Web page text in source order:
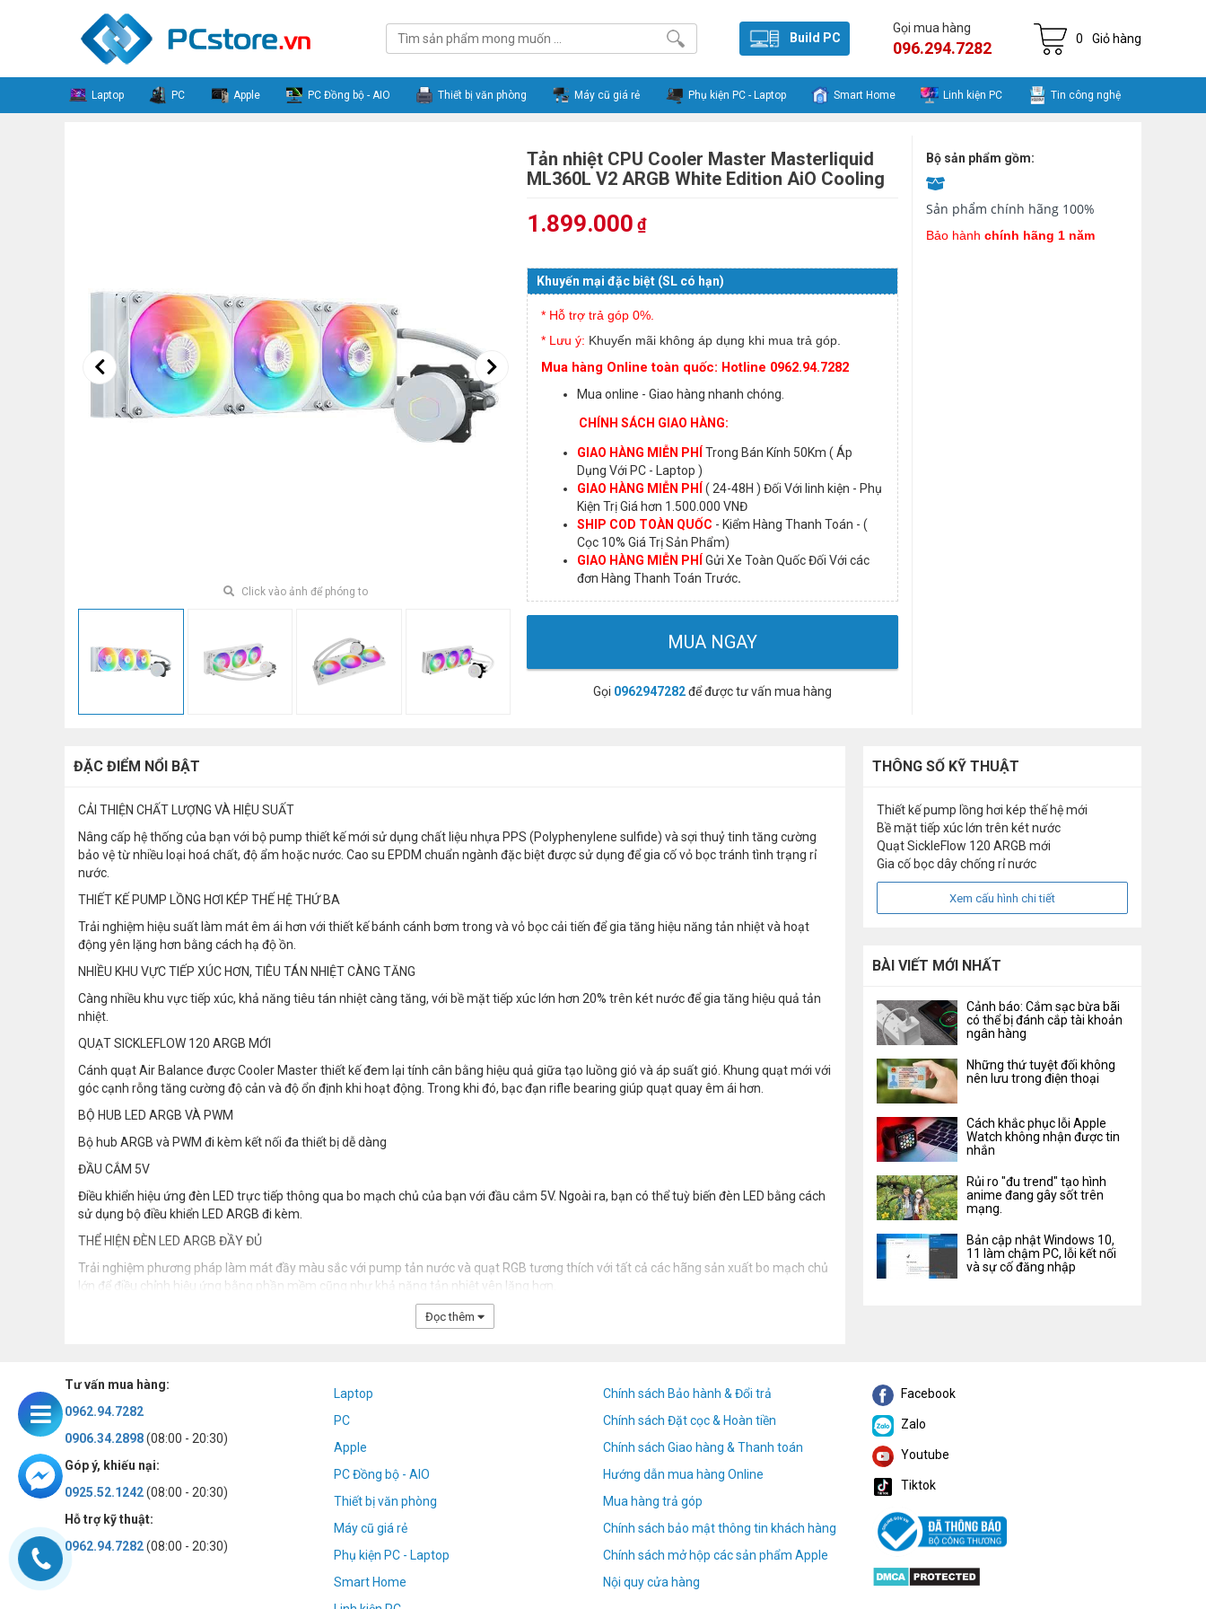
Build PC
Gọi mua hàng
096.294.7282 0 Giỏ hàng
Laptop PC Apple PC Đồng bộ - AIO Thiết bị văn phòng Máy cũ giá rẻ Phụ kiện PC - Laptop Smart Home Linh kiện PC Tin công nghệ
Click vào ảnh để phóng to
Tản nhiệt CPU Cooler Master Masterliquid
ML360L V2 ARGB White Edition AiO Cooling
1.899.000 ₫
Khuyến mại đặc biệt (SL có hạn)
* Hỗ trợ trả góp 0%.
* Lưu ý: Khuyến mãi không áp dụng khi mua trả góp.
Mua hàng Online toàn quốc: Hotline 0962.94.7282
Mua online - Giao hàng nhanh chóng.
CHÍNH SÁCH GIAO HÀNG:
GIAO HÀNG MIỄN PHÍ
Trong Bán Kính 50Km ( Áp
Dụng Với PC - Laptop )
GIAO HÀNG MIỄN PHÍ
( 24-48H ) Đối Với linh kiện - Phụ
Kiện Trị Giá hơn 1.500.000 VNĐ
SHIP COD TOÀN QUỐC - Kiểm Hàng Thanh Toán - (
Cọc 10% Giá Trị Sản Phẩm)
GIAO HÀNG MIỄN PHÍ
Gửi Xe Toàn Quốc Đối Với các
đơn Hàng Thanh Toán Trước.
MUA NGAY
Gọi 0962947282để được tư vấn mua hàng
Bộ sản phẩm gồm:
Sản phẩm chính hãng 100%
Bảo hành chính hãng 1 năm
ĐẶC ĐIỂM NỔI BẬT
CẢI THIỆN CHẤT LƯỢNG VÀ HIỆU SUẤT
Nâng cấp hệ thống của bạn với bộ pump thiết kế mới sử dụng chất liệu nhựa PPS (Polyphenylene sulfide) và sợi thuỷ tinh tăng cường
bảo vệ từ nhiều loại hoá chất, độ ẩm hoặc nước. Cao su EPDM chuẩn ngành đặc biệt được sử dụng để gia cố vỏ bọc tránh tình trạng rỉ
nước.
THIẾT KẾ PUMP LỒNG HƠI KÉP THẾ HỆ THỨ BA
Trải nghiệm hiệu suất làm mát êm ái hơn với thiết kế bánh cánh bơm trong và vỏ bọc cải tiến để gia tăng hiệu năng tản nhiệt và hoạt
động yên lặng hơn bằng cách hạ độ ồn.
NHIỀU KHU VỰC TIẾP XÚC HƠN, TIÊU TÁN NHIỆT CÀNG TĂNG
Càng nhiều khu vực tiếp xúc, khả năng tiêu tán nhiệt càng tăng, với bề mặt tiếp xúc lớn hơn 20% trên két nước để gia tăng hiệu quả tản
nhiệt.
QUẠT SICKLEFLOW 120 ARGB MỚI
Cánh quạt Air Balance được Cooler Master thiết kế đem lại tính cân bằng hiệu quả giữa tạo luồng gió và áp suất gió. Khung quạt mới với
góc cạnh rỗng tăng cường độ cản và độ ổn định khi hoạt động. Trong khi đó, bạc đạn rifle bearing giúp quạt quay êm ái hơn.
BỘ HUB LED ARGB VÀ PWM
Bộ hub ARGB và PWM đi kèm kết nối đa thiết bị dễ dàng
ĐẦU CẮM 5V
Điều khiển hiệu ứng đèn LED trực tiếp thông qua bo mạch chủ của bạn với đầu cắm 5V. Ngoài ra, bạn có thể tuỳ biến đèn LED bằng cách
sử dụng bộ điều khiển LED ARGB đi kèm.
THỂ HIỆN ĐÈN LED ARGB ĐẦY ĐỦ
Trải nghiệm phương pháp làm mát đầy màu sắc với pump tản nước và quạt RGB tương thích với tất cả các hãng sản xuất bo mạch chủ
lớn để điều chỉnh hiệu ứng bằng phần mềm cũng như khả năng tản nhiệt yên lặng hơn.
Đọc thêm
THÔNG SỐ KỸ THUẬT
Thiết kế pump lồng hơi kép thế hệ mới
Bề mặt tiếp xúc lớn trên két nước
Quạt SickleFlow 120 ARGB mới
Gia cố bọc dây chống rỉ nước
Xem cấu hình chi tiết
BÀI VIẾT MỚI NHẤT
Cảnh báo: Cắm sạc bừa bãi
có thể bị đánh cắp tài khoản
ngân hàng
Những thứ tuyệt đối không
nên lưu trong điện thoại
Cách khắc phục lỗi Apple
Watch không nhận được tin
nhắn
Rủi ro "đu trend" tạo hình
anime đang gây sốt trên
mạng.
Bản cập nhật Windows 10,
11 làm chậm PC, lỗi kết nối
và sự cố đăng nhập
Tư vấn mua hàng:
0962.94.7282
0906.34.2898(08:00 - 20:30)
Góp ý, khiếu nại:
0925.52.1242(08:00 - 20:30)
Hỗ trợ kỹ thuật:
0962.94.7282(08:00 - 20:30)
Laptop
PC
Apple
PC Đồng bộ - AIO
Thiết bị văn phòng
Máy cũ giá rẻ
Phụ kiện PC - Laptop
Smart Home
Chính sách Bảo hành & Đổi trả
Chính sách Đặt cọc & Hoàn tiền
Chính sách Giao hàng & Thanh toán
Hướng dẫn mua hàng Online
Mua hàng trả góp
Chính sách bảo mật thông tin khách hàng
Chính sách mở hộp các sản phẩm Apple
Nội quy cửa hàng
Facebook
Zalo
Youtube
Tiktok